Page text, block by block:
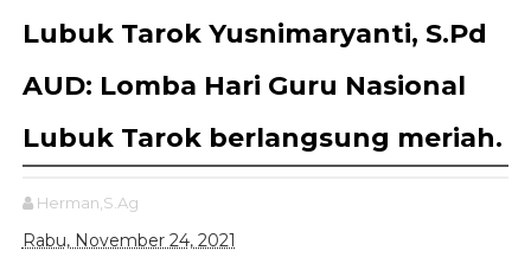
Lubuk Tarok Yusnimaryanti, S.Pd
AUD: Lomba Hari Guru Nasional
Lubuk Tarok berlangsung meriah.
Herman,S.Ag
Rabu, November 24, 2021